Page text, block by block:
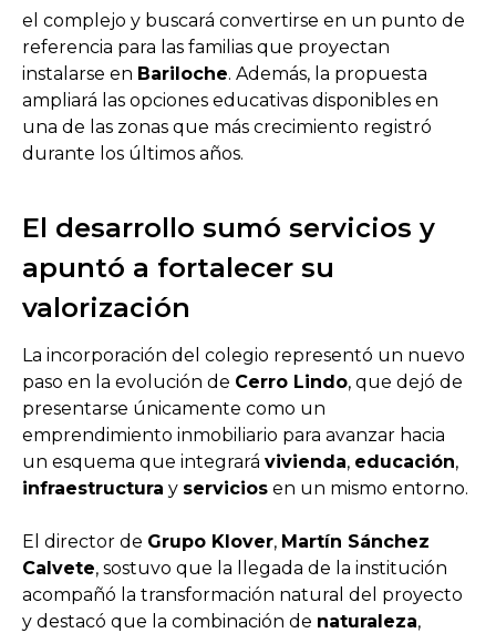
el complejo y buscará convertirse en un punto de
referencia para las familias que proyectan
instalarse en Bariloche. Además, la propuesta
ampliará las opciones educativas disponibles en
una de las zonas que más crecimiento registró
durante los últimos años.
El desarrollo sumó servicios y
apuntó a fortalecer su
valorización
La incorporación del colegio representó un nuevo
paso en la evolución de Cerro Lindo, que dejó de
presentarse únicamente como un
emprendimiento inmobiliario para avanzar hacia
un esquema que integrará vivienda, educación,
infraestructura y servicios en un mismo entorno.
El director de Grupo Klover, Martín Sánchez
Calvete, sostuvo que la llegada de la institución
acompañó la transformación natural del proyecto
y destacó que la combinación de naturaleza,